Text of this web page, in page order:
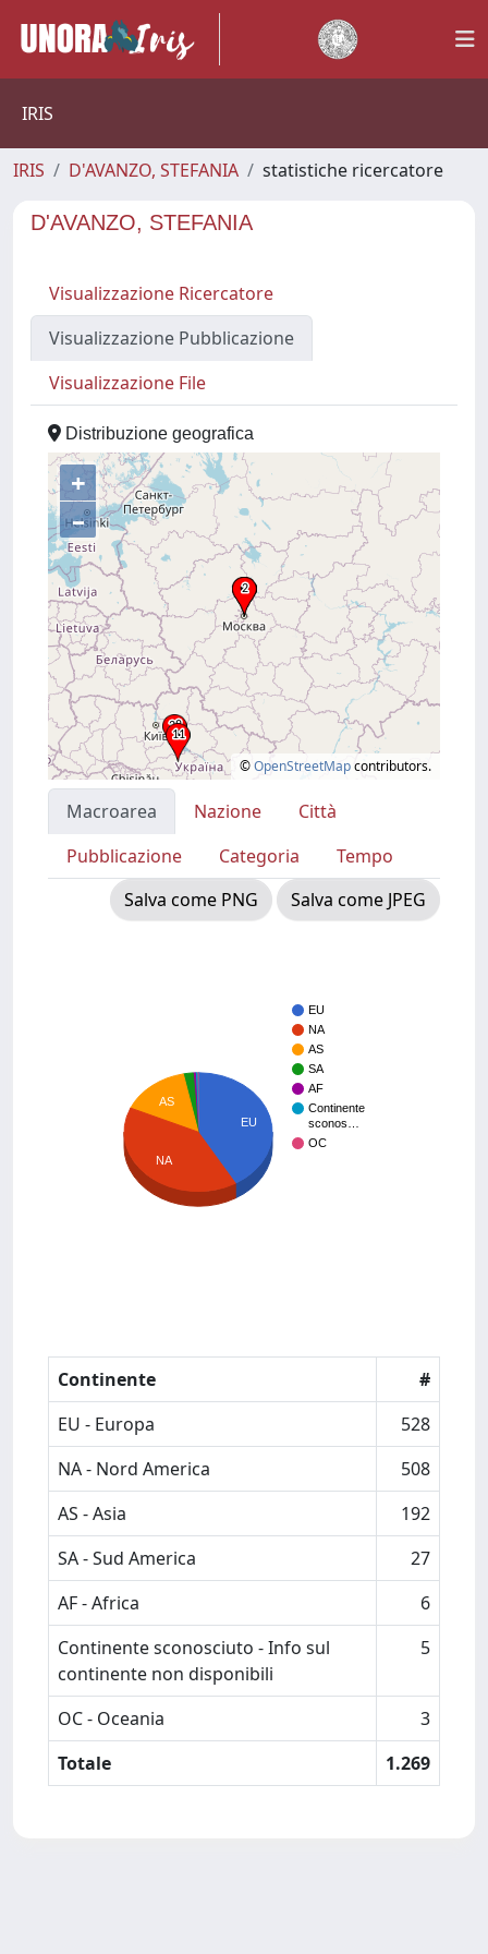
IRIS
IRIS D'AVANZO, STEFANIA statistiche ricercatore
D'AVANZO, STEFANIA
Visualizzazione Ricercatore
Visualizzazione Pubblicazione
Visualizzazione File
Distribuzione geografica
+
–
©OpenStreetMapcontributors.
Macroarea Nazione
Città
Pubblicazione
Categoria
Tempo
Salva come PNG
Salva come JPEG
EU
NA
AS
SA
AF
Continente
sconos…
OC
EU
AS
NA
Continente
#
EU - Europa
528
NA - Nord America
508
AS - Asia
192
SA - Sud America
27
AF - Africa
6
Continente sconosciuto - Info sul
continente non disponibili
5
OC - Oceania
3
Totale
1.269